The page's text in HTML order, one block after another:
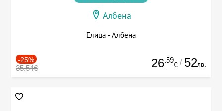
Албена
Елица - Албена
-25%
35.54€ 26.59
€ / 52лв.